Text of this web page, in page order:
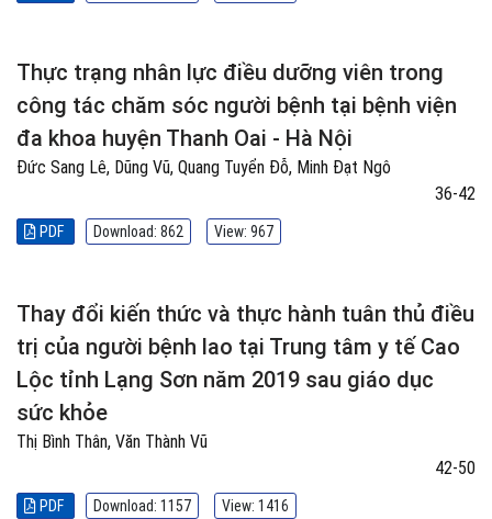
Thực trạng nhân lực điều dưỡng viên trong
công tác chăm sóc người bệnh tại bệnh viện
đa khoa huyện Thanh Oai - Hà Nội
Đức Sang Lê, Dũng Vũ, Quang Tuyển Đỗ, Minh Đạt Ngô
36-42
PDF Download: 862 View: 967
Thay đổi kiến thức và thực hành tuân thủ điều
trị của người bệnh lao tại Trung tâm y tế Cao
Lộc tỉnh Lạng Sơn năm 2019 sau giáo dục
sức khỏe
Thị Bình Thân, Văn Thành Vũ
42-50
PDF Download: 1157 View: 1416